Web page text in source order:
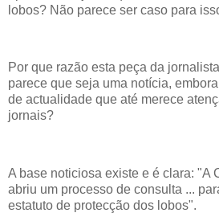
lobos? Não parece ser caso para
Por que razão esta peça da
parece que seja uma notícia,
de actualidade que até merece
jornais?
A base noticiosa existe e é clara: "A
abriu um processo de consulta ...
estatuto de protecção dos lobos".